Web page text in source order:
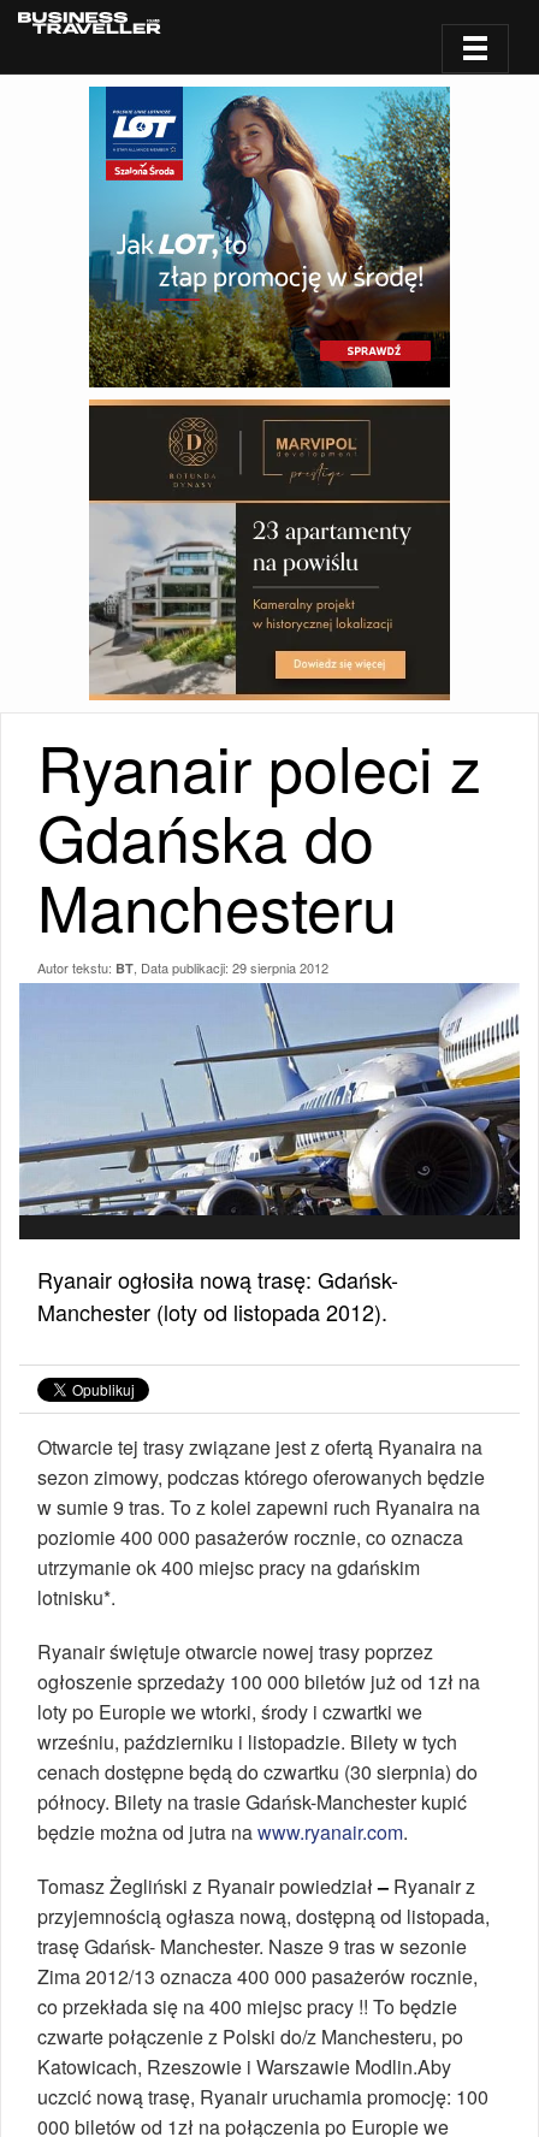
Ryanair poleci z
Gdańska do
Manchesteru
Autor tekstu: BT , Data publikacji: 29 sierpnia 2012
Ryanair ogłosiła nową trasę: Gdańsk-
Manchester (loty od listopada 2012).
Otwarcie tej trasy związane jest z ofertą Ryanaira na
sezon zimowy, podczas którego oferowanych będzie
w sumie 9 tras. To z kolei zapewni ruch Ryanaira na
poziomie 400 000 pasażerów rocznie, co oznacza
utrzymanie ok 400 miejsc pracy na gdańskim
lotnisku*.
Ryanair świętuje otwarcie nowej trasy poprzez
ogłoszenie sprzedaży 100 000 biletów już od 1zł na
loty po Europie we wtorki, środy i czwartki we
wrześniu, październiku i listopadzie. Bilety w tych
cenach dostępne będą do czwartku (30 sierpnia) do
północy. Bilety na trasie Gdańsk-Manchester kupić
będzie można od jutra nawww.ryanair.com.
Tomasz Żegliński z Ryanair powiedział– Ryanair z
przyjemnością ogłasza nową, dostępną od listopada,
trasę Gdańsk- Manchester. Nasze 9 tras w sezonie
Zima2012/13 oznacza 400 000 pasażerów rocznie,
co przekłada się na 400 miejsc pracy !! To będzie
czwarte połączenie z Polski do/z Manchesteru, po
Katowicach, Rzeszowie i Warszawie Modlin.Aby
uczcić nową trasę, Ryanair uruchamia promocję: 100
000 biletów od 1zł na połączenia po Europie we